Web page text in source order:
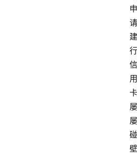
申
请
建
行
信
用
卡
屡
屡
碰
壁